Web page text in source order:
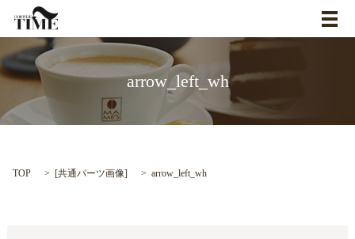
メ
arrow_left_wh
TOP [共通パーツ画像] arrow_left_wh